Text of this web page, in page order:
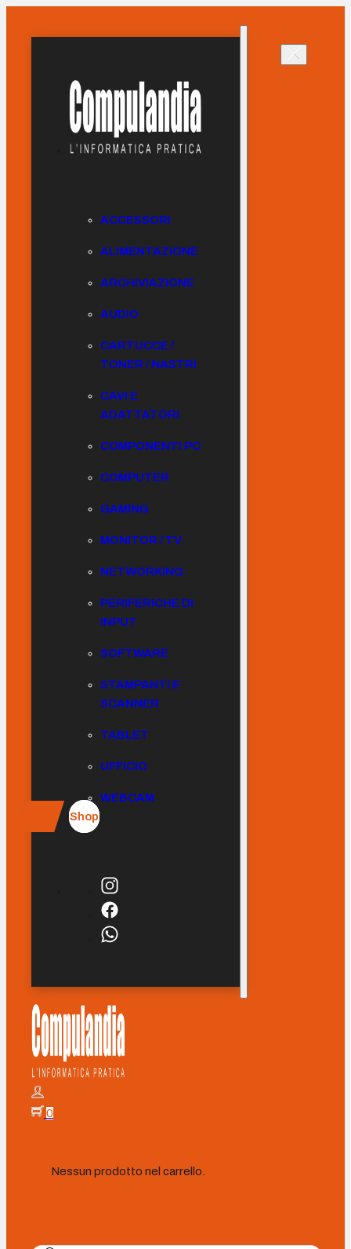
ACCESSORI
ALIMENTAZIONE
ARCHIVIAZIONE
AUDIO
CARTUCCE /
TONER / NASTRI
CAVI E
ADATTATORI
COMPONENTI PC
COMPUTER
GAMING
MONITOR / TV
NETWORKING
PERIFERICHE DI
INPUT
SOFTWARE
STAMPANTI E
SCANNER
TABLET
UFFICIO
WEBCAM
Shop
0
Nessun prodotto nel carrello.